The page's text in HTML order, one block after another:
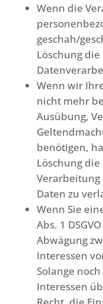
Wenn die
geschah/
Löschung
Wenn wir
nicht mehr
Ausübung,
benötigen,
Löschung
Verarbeitung
Daten zu
Wenn Sie
Abs. 1
Abwägung
Interessen
Solange
Interessen